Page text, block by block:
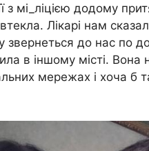
з мi_лiцiєю додому
втекла. Лікарі нам
звернеться до нас по
в іншому місті.
мережах і хоча б